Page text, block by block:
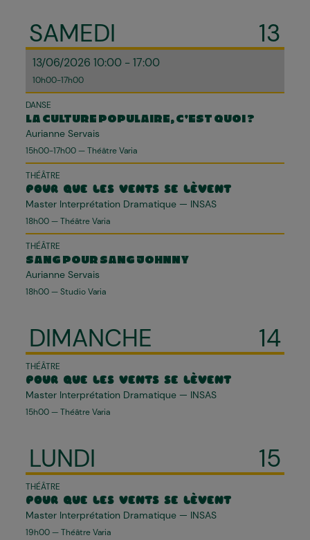
SAMEDI 13
13/06/2026 10:00 - 17:00
10h00-17h00
DANSE
LA CULTURE POPULAIRE, C'EST QUOI ?
Aurianne Servais
15h00-17h00 — Théâtre Varia
THÉÂTRE
POUR QUE LES VENTS SE LÈVENT
Master Interprétation Dramatique — INSAS
18h00 — Théâtre Varia
THÉÂTRE
SANG POUR SANG JOHNNY
Aurianne Servais
18h00 — Studio Varia
DIMANCHE 14
THÉÂTRE
POUR QUE LES VENTS SE LÈVENT
Master Interprétation Dramatique — INSAS
15h00 — Théâtre Varia
LUNDI 15
THÉÂTRE
POUR QUE LES VENTS SE LÈVENT
Master Interprétation Dramatique — INSAS
19h00 — Théâtre Varia